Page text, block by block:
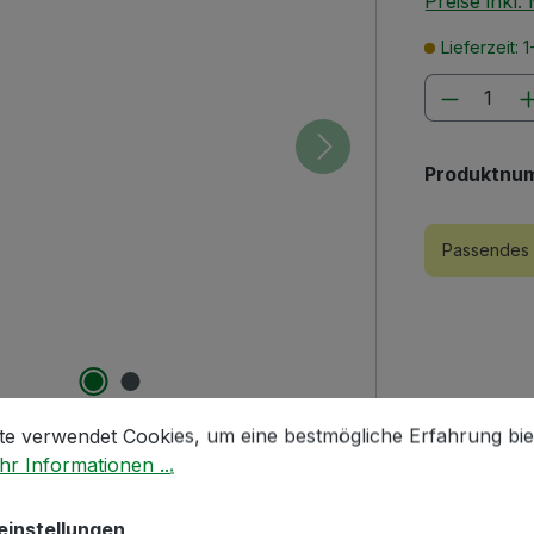
Lieferzeit:
| für KIESEL
Cookies, um eine bestmögliche Erfahrung
verwendet Cookies, um eine bestmögliche Erfahrung
Informationen ...